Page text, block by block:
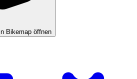
In Bikemap öffnen